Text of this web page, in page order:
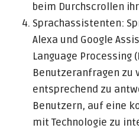
beim Durchscrollen
Sprachassistenten:
Alexa und Google
Language Processing
Benutzeranfragen zu
entsprechend zu
Benutzern, auf eine
mit Technologie zu